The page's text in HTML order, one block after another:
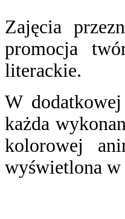
Zajęcia
promocja
literackie.
W
każda
kolorowej
wyświetlona